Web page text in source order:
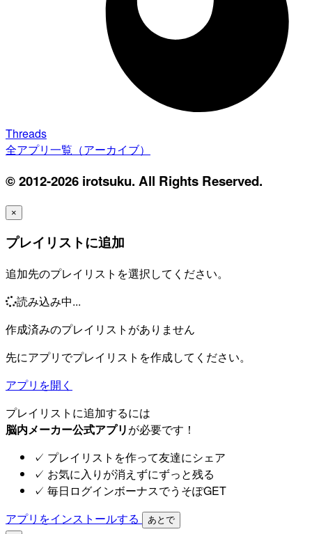
Threads
全アプリ一覧（アーカイブ）
© 2012-2026 irotsuku. All Rights Reserved.
×
プレイリストに追加
追加先のプレイリストを選択してください。
読み込み中...
作成済みのプレイリストがありません
先にアプリでプレイリストを作成してください。
アプリを開く
プレイリストに追加するには
脳内メーカー公式アプリが必要です！
✓ プレイリストを作って友達にシェア
✓ お気に入りが消えずにずっと残る
✓ 毎日ログインボーナスでうそぽGET
アプリをインストールする
あとで